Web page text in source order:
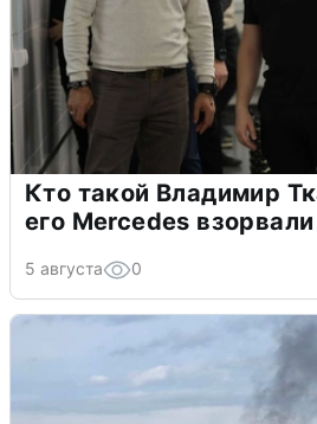
Кто такой Владимир
его Mercedes взорвали
5 августа 0